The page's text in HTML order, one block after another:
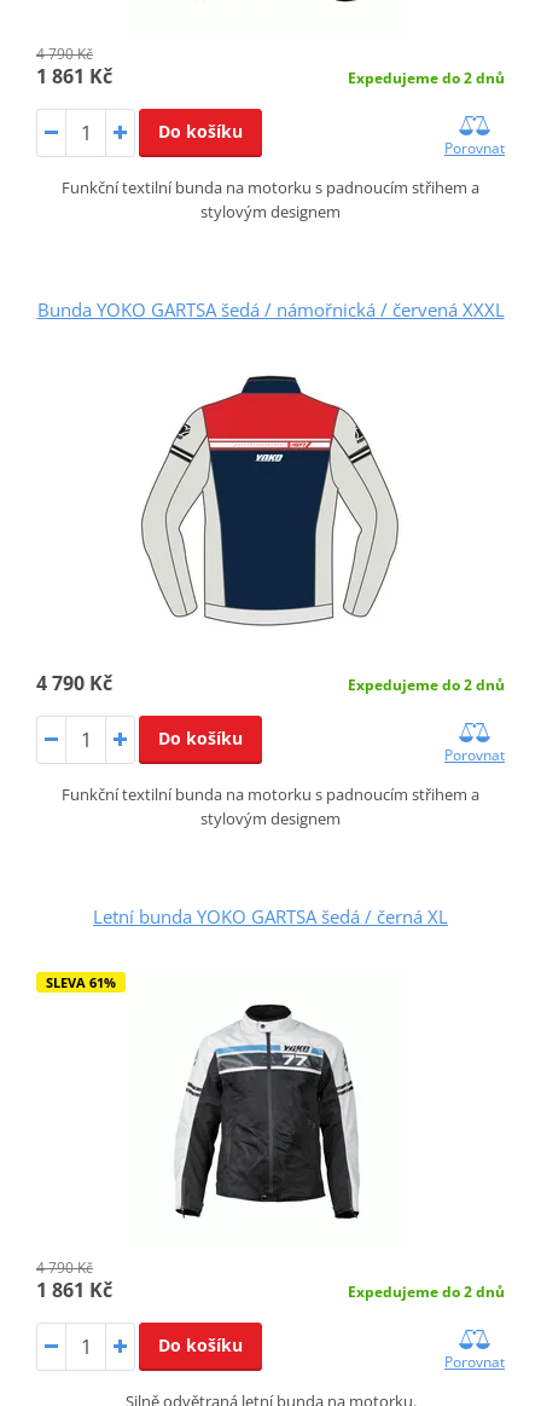
4 790 Kč
1 861 Kč Expedujeme do 2 dnů
Do košíku
Porovnat
Funkční textilní bunda na motorku s padnoucím střihem a
stylovým designem
Bunda YOKO GARTSA šedá / námořnická / červená XXXL
4 790 Kč Expedujeme do 2 dnů
Do košíku
Porovnat
Funkční textilní bunda na motorku s padnoucím střihem a
stylovým designem
Letní bunda YOKO GARTSA šedá / černá XL
SLEVA 61%
4 790 Kč
1 861 Kč Expedujeme do 2 dnů
Do košíku
Porovnat
Silně odvětraná letní bunda na motorku.